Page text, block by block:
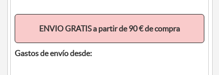
ENVIO GRATIS a partir de 90 € de compra
Gastos de envío desde: